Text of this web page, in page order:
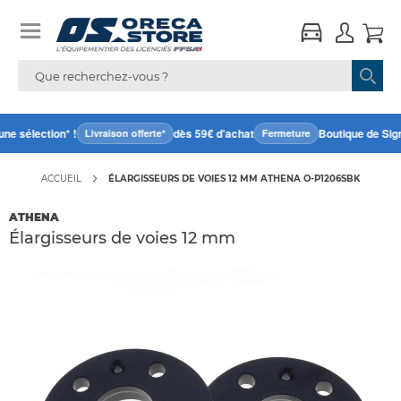
sélection* ! Livraison offerte* dès 59€ d'achat Fermeture Boutique de
ACCUEIL ÉLARGISSEURS DE VOIES 12 MM ATHENA O-P1206SBK
ATHENA
Élargisseurs de voies 12 mm